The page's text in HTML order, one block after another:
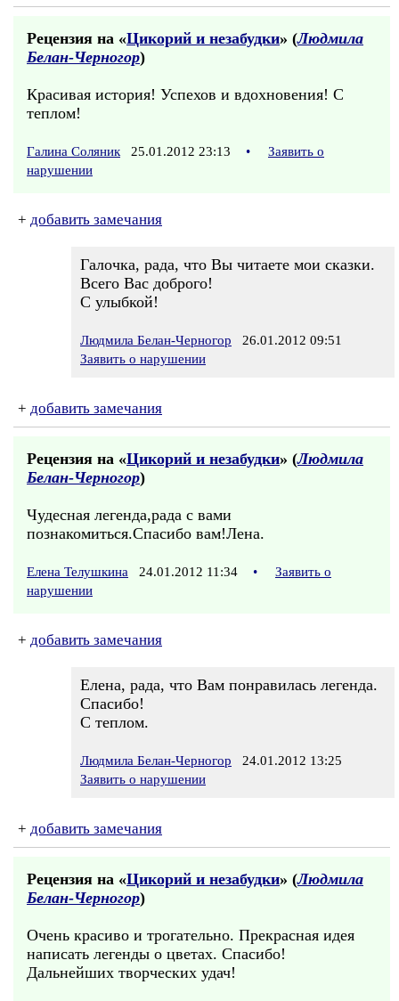
Рецензия на «Цикорий и незабудки» (Людмила
Белан-Черногор)
Красивая история! Успехов и вдохновения! С
теплом!
Галина Соляник 25.01.2012 23:13 •
Заявить о
нарушении
+ добавить замечания
Галочка, рада, что Вы читаете мои сказки.
Всего Вас доброго!
С улыбкой!
Людмила Белан-Черногор 26.01.2012 09:51
Заявить о нарушении
+ добавить замечания
Рецензия на «Цикорий и незабудки» (Людмила
Белан-Черногор)
Чудесная легенда,рада с вами
познакомиться.Спасибо вам!Лена.
Елена Телушкина 24.01.2012 11:34 •
Заявить о
нарушении
+ добавить замечания
Елена, рада, что Вам понравилась легенда.
Спасибо!
С теплом.
Людмила Белан-Черногор 24.01.2012 13:25
Заявить о нарушении
+ добавить замечания
Рецензия на «Цикорий и незабудки» (Людмила
Белан-Черногор)
Очень красиво и трогательно. Прекрасная идея
написать легенды о цветах. Спасибо!
Дальнейших творческих удач!